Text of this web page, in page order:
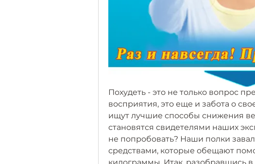
Похудеть - это не только вопрос
восприятия, это еще и забота о
ищут лучшие способы снижения
становятся свидетелями наших
не попробовать? Наши полки
средствами, которые обещают